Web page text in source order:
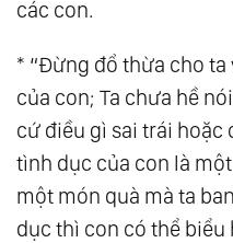
29.Tam Nguyên:
30.
Tam Nguyên:
Thể Ánh Sáng
31.Tam Nguyên:
Sinh
32.Tam Nguyên:
33.Tam Nguyên:
các con.
* “Đừng đổ thừa cho
của con; Ta chưa hề
cứ điều gì sai trái hoặc
tình dục của con là
một món quà mà ta
dục thì con có thể